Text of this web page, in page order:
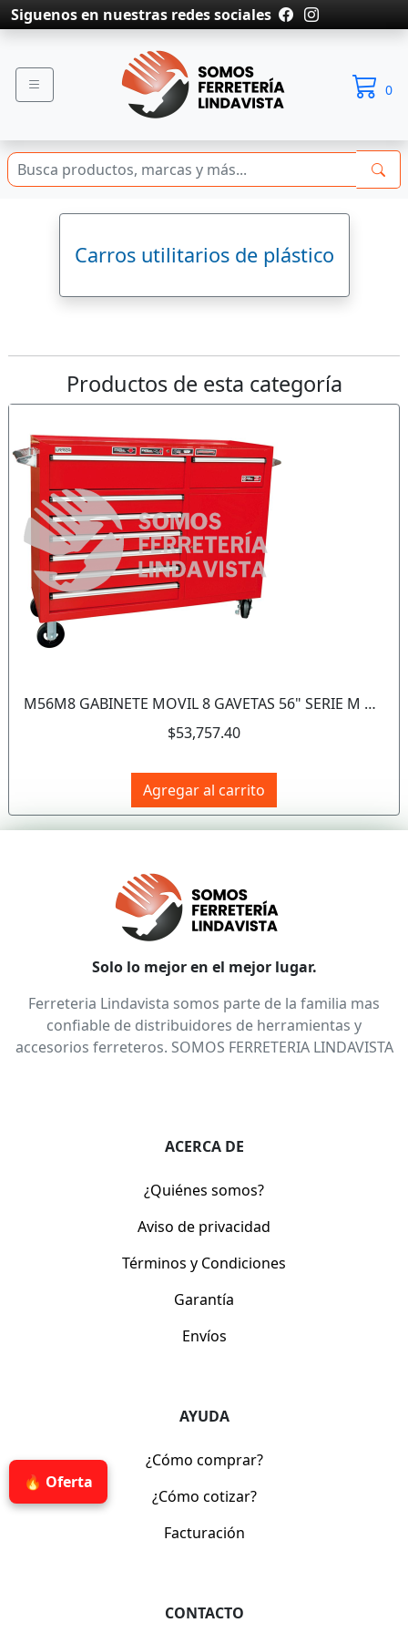
🔥 Oferta
Siguenos en nuestras redes sociales
0
Carros utilitarios de plástico
Productos de esta categoría
M56M8 GABINETE MOVIL 8 GAVETAS 56" SERIE M URREA
$53,757.40
Agregar al carrito
Solo lo mejor en el mejor lugar.
Ferreteria Lindavista somos parte de la familia mas
confiable de distribuidores de herramientas y
accesorios ferreteros. SOMOS FERRETERIA LINDAVISTA
ACERCA DE
¿Quiénes somos?
Aviso de privacidad
Términos y Condiciones
Garantía
Envíos
AYUDA
¿Cómo comprar?
¿Cómo cotizar?
Facturación
CONTACTO